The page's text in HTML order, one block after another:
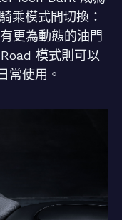
乘模式間切換：
更為動態的油門
模式則可以
常使用。